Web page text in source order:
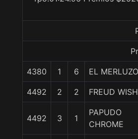
4380 1 6 EL MERLUZO
4492 2 2 FREUD WISH
4492 3 1
PAPUDO
CHROME